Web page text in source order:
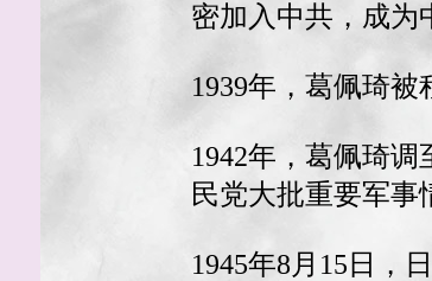
密加入中共，成为
1939年，葛佩琦
1942年，葛佩琦
民党大批重要军事
1945年8月15日，